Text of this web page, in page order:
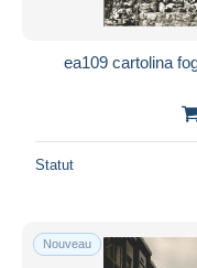
ea109 cartolina
Statut
Nouveau